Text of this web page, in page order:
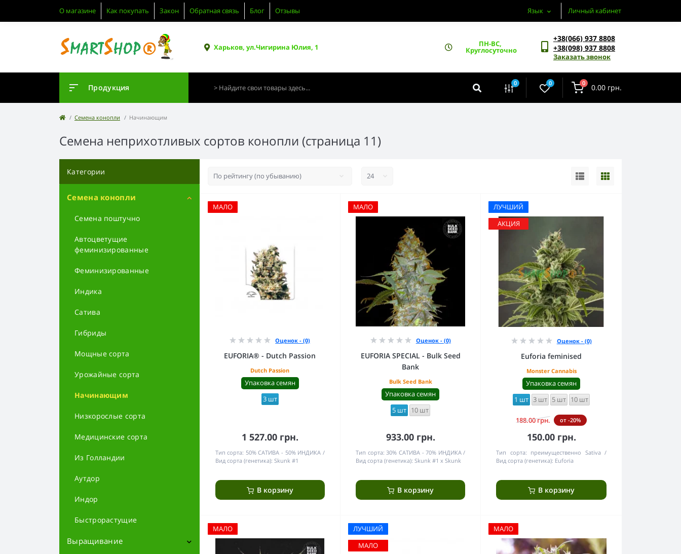
О магазине Как покупать Закон Обратная связь Блог Отзывы Язык Личный кабинет
Харьков, ул.Чигирина Юлия, 1 ПН-ВС,
Круглосуточно
+38(066) 937 8808
+38(098) 937 8808
Заказать звонок
Продукция 0 0 0 0.00 грн.
Семена конопли Начинающим
Семена неприхотливых сортов конопли (страница 11)
Категории
Семена конопли
Семена поштучно
Автоцветущие
феминизированные
Феминизированные
Индика
Сатива
Гибриды
Мощные сорта
Урожайные сорта
Начинающим
Низкорослые сорта
Медицинские сорта
Из Голландии
Аутдор
Индор
Быстрорастущие
Выращивание
МАЛО
Оценок - (0)
EUFORIA® - Dutch Passion
Dutch Passion
Упаковка семян
3 шт
1 527.00 грн.
Тип сорта: 50% САТИВА - 50% ИНДИКА
Вид сорта (генетика): Skunk #1
В корзину
МАЛО
Оценок - (0)
EUFORIA SPECIAL - Bulk Seed
Bank
Bulk Seed Bank
Упаковка семян
5 шт 10 шт
933.00 грн.
Тип сорта: 30% САТИВА - 70% ИНДИКА
Вид сорта (генетика): Skunk #1 x Skunk
В корзину
ЛУЧШИЙ
АКЦИЯ
Оценок - (0)
Euforia feminised
Monster Cannabis
Упаковка семян
1 шт 3 шт 5 шт 10 шт
188.00 грн. от -20%
150.00 грн.
Тип сорта: преимущественно Sativa
Вид сорта (генетика): Euforia
В корзину
МАЛО
ЛУЧШИЙ
МАЛО
МАЛО